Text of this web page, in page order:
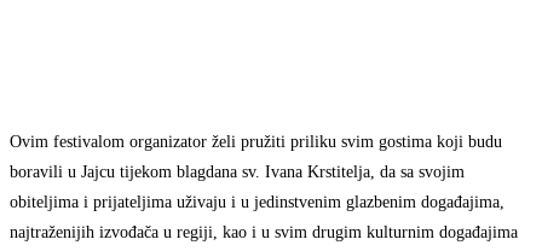
Ovim festivalom organizator želi pružiti priliku svim gostima koji budu
boravili u Jajcu tijekom blagdana sv. Ivana Krstitelja, da sa svojim
obiteljima i prijateljima uživaju i u jedinstvenim glazbenim događajima,
najtraženijih izvođača u regiji, kao i u svim drugim kulturnim događajima